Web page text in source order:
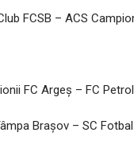
FCSB – ACS
FC Argeș – FC
Brașov – SC